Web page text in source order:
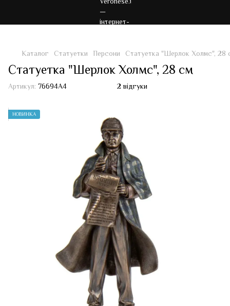
Каталог Статуетки Персони Статуетка "Шерлок Холмс", 28
Статуетка "Шерлок Холмс", 28 см
Артикул: 76694A4 2 відгуки
НОВИНКА